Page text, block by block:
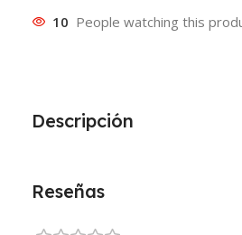
10 People watching this
Descripción
Reseñas